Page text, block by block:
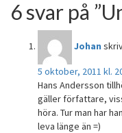
6 svar på ”
Johan
5 oktober, 2011 kl.
Hans Andersson
gäller författare,
höra. Tur man har
leva länge än =)